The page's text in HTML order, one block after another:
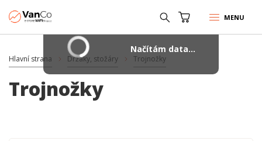
MENU
Hlavní strana Držáky, stožáry Trojnožky
Trojnožky
Načítám data...